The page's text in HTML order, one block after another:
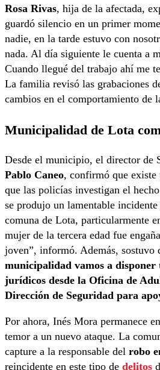
Rosa Rivas, hija de la afectada,
guardó silencio en un primer
nadie, en la tarde estuvo con
nada. Al día siguiente le cuenta a
Cuando llegué del trabajo ahí me
La familia revisó las grabaciones
cambios en el comportamiento de
Municipalidad de Lota
Desde el municipio, el director de
Pablo Caneo, confirmó que
que las policías investigan el
se produjo un lamentable
comuna de Lota, particularmente
mujer de la tercera edad fue
joven”, informó. Además, sostuvo
municipalidad vamos a disponer
jurídicos desde la Oficina de
Dirección de Seguridad para
Por ahora, Inés Mora permanece
temor a un nuevo ataque. La
capture a la responsable del robo
reincidente en este tipo de delitos